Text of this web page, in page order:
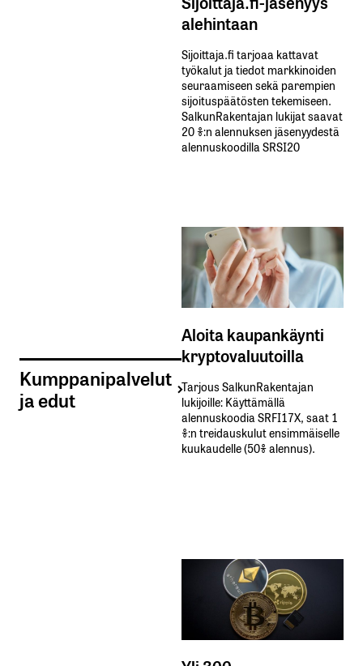
Kumppanipalvelut
ja edut
alehintaan
Sijoittaja.fi tarjoaa kattavat
työkalut ja tiedot markkinoiden
seuraamiseen sekä parempien
sijoituspäätösten tekemiseen.
SalkunRakentajan lukijat saavat
20 %:n alennuksen jäsenyydestä
alennuskoodilla SRSI20
Aloita kaupankäynti
kryptovaluutoilla
Tarjous SalkunRakentajan
lukijoille: Käyttämällä​ ​
alennuskoodia​ ​SRFI17X,​ ​saat​ ​1
%:n treidauskulut​ ​ensimmäiselle​ ​
kuukaudelle​ ​(50%​ ​alennus).